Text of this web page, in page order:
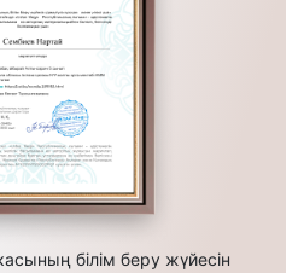
білім беру жүйесін